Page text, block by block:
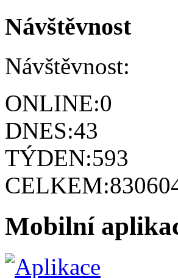
Návštěvnost
Návštěvnost:
ONLINE:0
DNES:43
TÝDEN:593
CELKEM:
Mobilní